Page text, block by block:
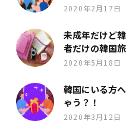
2020年2月17日
未成年だけど
者だけの韓国
2020年5月18日
韓国にいる方
ゃう？！
2020年3月12日